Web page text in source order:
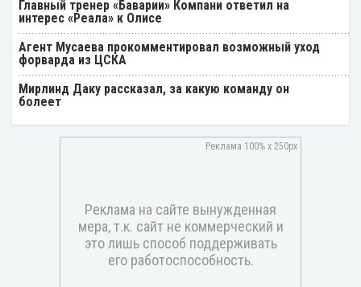
Главный тренер «Баварии» Компани ответил на
интерес «Реала» к Олисе
Агент Мусаева прокомментировал возможный уход
форварда из ЦСКА
Мирлинд Даку рассказал, за какую команду он
болеет